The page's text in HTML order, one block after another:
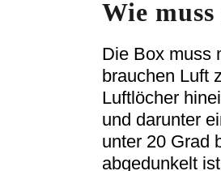
Wie
Die Box muss
brauchen Luft
Luftlöcher
und darunter
unter 20 Grad
abgedunkelt